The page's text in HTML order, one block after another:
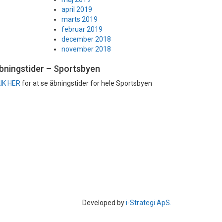
april 2019
marts 2019
februar 2019
december 2018
november 2018
– Sportsbyen
HER for at se åbningstider for hele Sportsbyen
Developed byi-Strategi ApS.